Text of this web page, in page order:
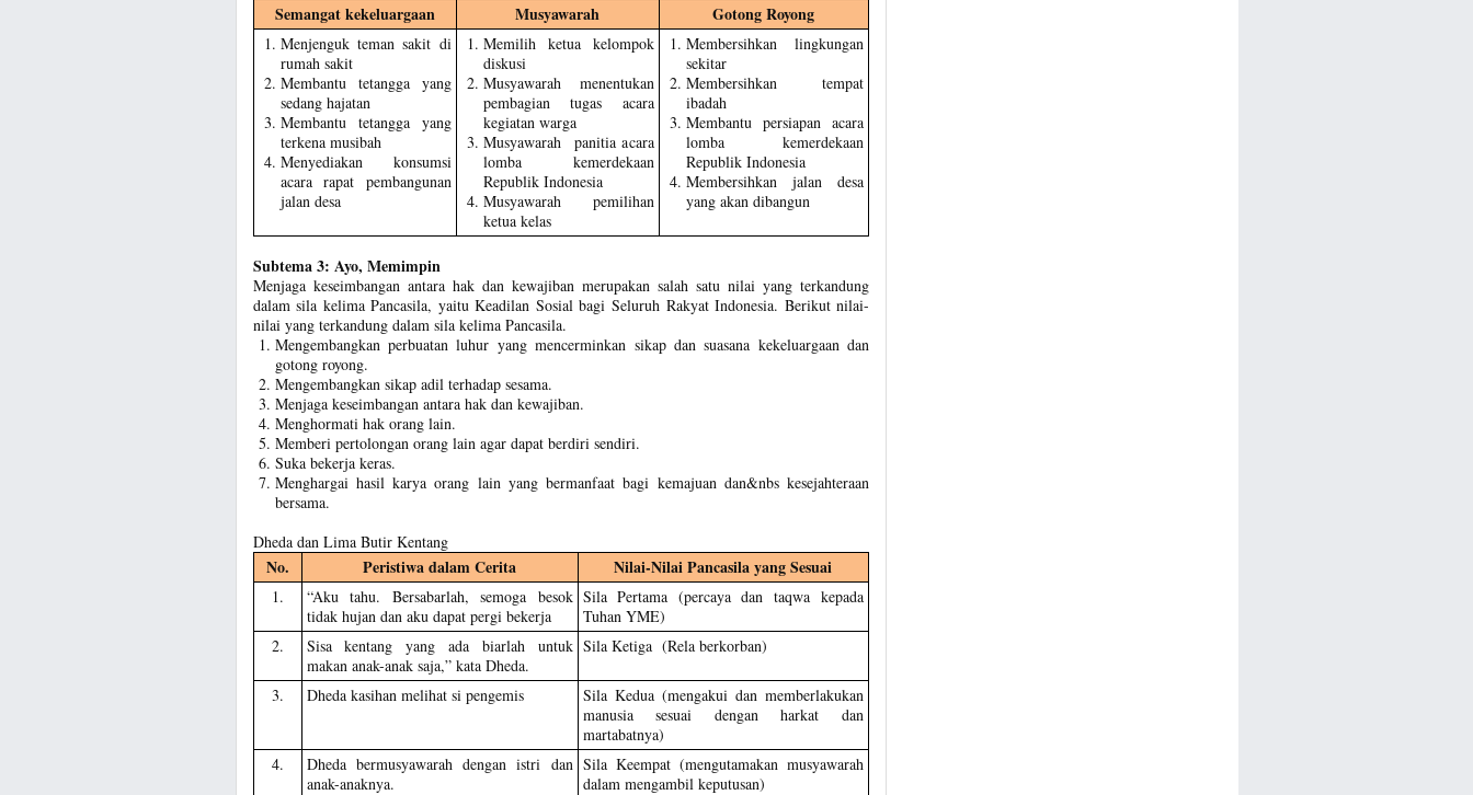
Semangat kekeluargaan Musyawarah Gotong Royong
Menjenguk teman sakit di
rumah sakit
Membantu tetangga yang
sedang hajatan
Membantu tetangga yang
terkena musibah
Menyediakan konsumsi
acara rapat pembangunan
jalan desa
Memilih ketua kelompok
diskusi
Musyawarah menentukan
pembagian tugas acara
kegiatan warga
Musyawarah panitia acara
lomba kemerdekaan
Republik Indonesia
Musyawarah pemilihan
ketua kelas
Membersihkan lingkungan
sekitar
Membersihkan tempat
ibadah
Membantu persiapan acara
lomba kemerdekaan
Republik Indonesia
Membersihkan jalan desa
yang akan dibangun
Subtema 3: Ayo, Memimpin
Menjaga keseimbangan antara hak dan kewajiban merupakan salah satu nilai yang terkandung
dalam sila kelima Pancasila, yaitu Keadilan Sosial bagi Seluruh Rakyat Indonesia. Berikut nilai-
nilai yang terkandung dalam sila kelima Pancasila.
Mengembangkan perbuatan luhur yang mencerminkan sikap dan suasana kekeluargaan dan
gotong royong.
Mengembangkan sikap adil terhadap sesama.
Menjaga keseimbangan antara hak dan kewajiban.
Menghormati hak orang lain.
Memberi pertolongan orang lain agar dapat berdiri sendiri.
Suka bekerja keras.
Menghargai hasil karya orang lain yang bermanfaat bagi kemajuan dan&nbs kesejahteraan
bersama.
Dheda dan Lima Butir Kentang
No. Peristiwa dalam Cerita Nilai-Nilai Pancasila yang Sesuai
1.
“Aku tahu. Bersabarlah, semoga besok
tidak hujan dan aku dapat pergi bekerja
Sila Pertama (percaya dan taqwa kepada
Tuhan YME)
2.
Sisa kentang yang ada biarlah untuk
makan anak-anak saja,” kata Dheda.
Sila Ketiga (Rela berkorban)
3. Dheda kasihan melihat si pengemis
Sila Kedua (mengakui dan memberlakukan
manusia sesuai dengan harkat dan
martabatnya)
4.
Dheda bermusyawarah dengan istri dan
anak-anaknya.
Sila Keempat (mengutamakan musyawarah
dalam mengambil keputusan)